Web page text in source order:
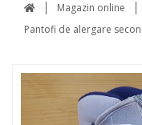
Magazin online
Pantofi de alergare